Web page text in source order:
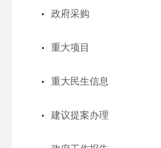
政府采购
重大项目
重大民生信息
建议提案办理